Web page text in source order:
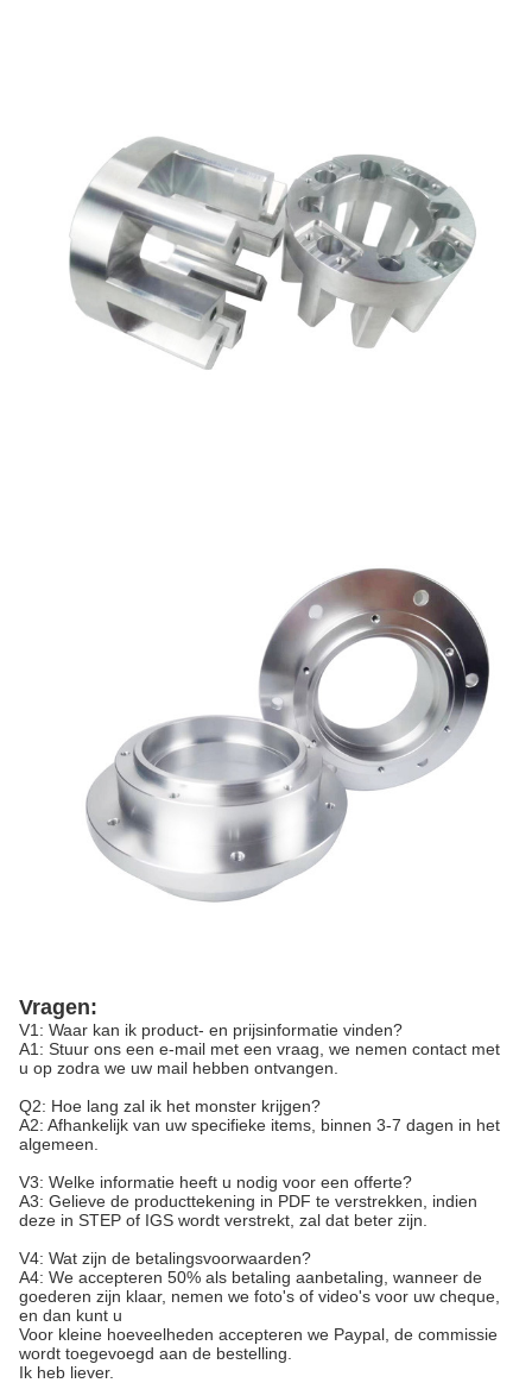
Vragen:
V1: Waar kan ik product- en prijsinformatie vinden?
A1: Stuur ons een e-mail met een vraag, we nemen contact met
u op zodra we uw mail hebben ontvangen.
Q2: Hoe lang zal ik het monster krijgen?
A2: Afhankelijk van uw specifieke items, binnen 3-7 dagen in het
algemeen.
V3: Welke informatie heeft u nodig voor een offerte?
A3: Gelieve de producttekening in PDF te verstrekken, indien
deze in STEP of IGS wordt verstrekt, zal dat beter zijn.
V4: Wat zijn de betalingsvoorwaarden?
A4: We accepteren 50% als betaling aanbetaling, wanneer de
goederen zijn klaar, nemen we foto's of video's voor uw cheque,
en dan kunt u
Voor kleine hoeveelheden accepteren we Paypal, de commissie
wordt toegevoegd aan de bestelling.
Ik heb liever.